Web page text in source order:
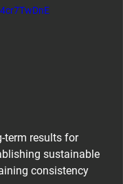
term results for
sustainable
consistency